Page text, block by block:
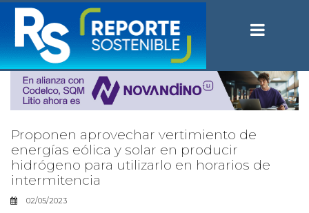
Proponen aprovechar vertimiento de
energías eólica y solar en producir
hidrógeno para utilizarlo en horarios de
intermitencia
02/05/2023